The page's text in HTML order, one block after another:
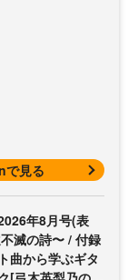
で見る
年8月号(表
滅の詩〜 / 付録
曲から学ぶギタ